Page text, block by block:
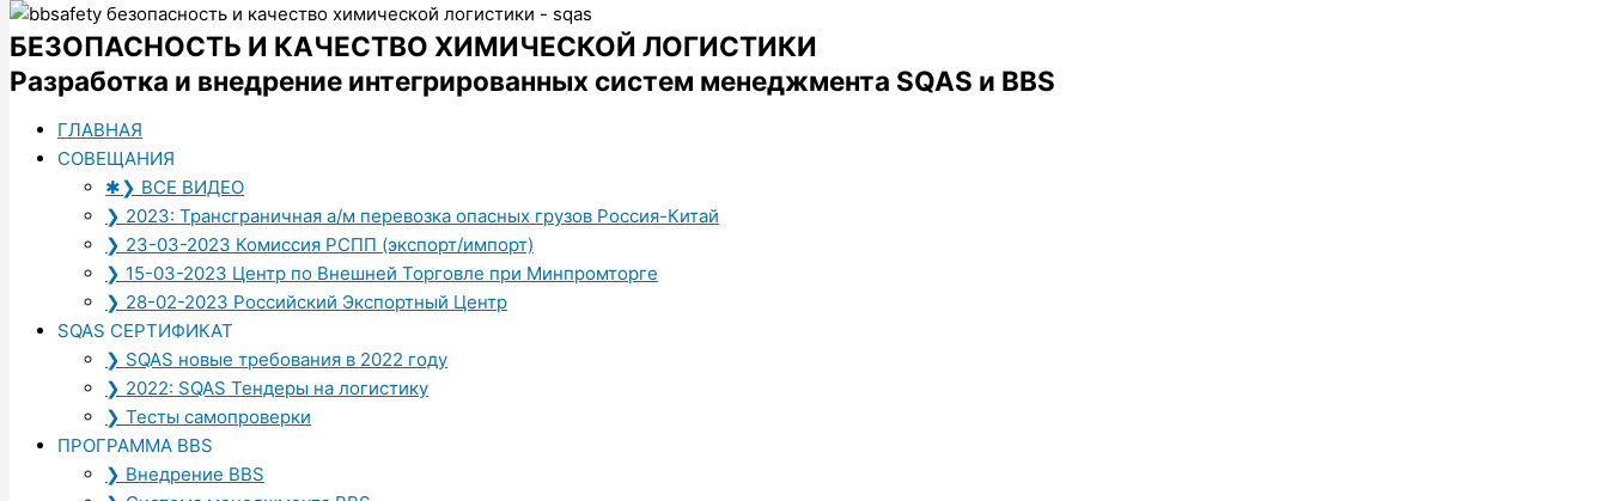
БЕЗОПАСНОСТЬ И КАЧЕСТВО ХИМИЧЕСКОЙ ЛОГИСТИКИ
Разработка и внедрение интегрированных систем менеджмента SQAS и BBS
ГЛАВНАЯ
СОВЕЩАНИЯ
✱❯ ВСЕ ВИДЕО
❯ 2023: Трансграничная а/м перевозка опасных грузов Россия-Китай
❯ 23-03-2023 Комиссия РСПП (экспорт/импорт)
❯ 15-03-2023 Центр по Внешней Торговле при Минпромторге
❯ 28-02-2023 Российский Экспортный Центр
SQAS СЕРТИФИКАТ
❯ SQAS новые требования в 2022 году
❯ 2022: SQAS Тендеры на логистику
❯ Тесты самопроверки
ПРОГРАММА BBS
❯ Внедрение BBS
НОВОСТИ И ЛУЧШИЕ ПРАКТИКИ
ОПАСНЫЕ ГРУЗЫ РОССИЯ-КИТАЙ
ХИМИЧЕСКИЙ ТРИАТЛОН
ВЕБИНАР РСХ - ИНДИЙСКИЙ ОПЫТ
ОПАСНЫЕ ГРУЗЫ НА Ж/Д